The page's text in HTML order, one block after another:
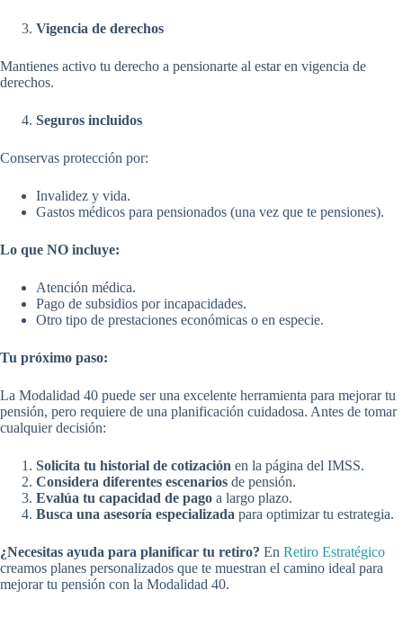
Vigencia de derechos
Mantienes activo tu derecho a pensionarte al estar en vigencia de
derechos.
Seguros incluidos
Conservas protección por:
Invalidez y vida.
Gastos médicos para pensionados (una vez que te pensiones).
Lo que NO incluye:
Atención médica.
Pago de subsidios por incapacidades.
Otro tipo de prestaciones económicas o en especie.
Tu próximo paso:
La Modalidad 40 puede ser una excelente herramienta para mejorar tu
pensión, pero requiere de una planificación cuidadosa. Antes de tomar
cualquier decisión:
Solicita tu historial de cotización en la página del IMSS.
Considera diferentes escenarios de pensión.
Evalúa tu capacidad de pago a largo plazo.
Busca una asesoría especializada para optimizar tu estrategia.
¿Necesitas ayuda para planificar tu retiro? En Retiro Estratégico
creamos planes personalizados que te muestran el camino ideal para
mejorar tu pensión con la Modalidad 40.